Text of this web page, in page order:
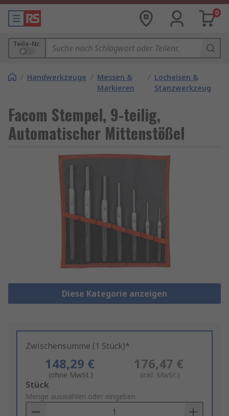
0
Teile-Nr.
/ Handwerkzeuge / Messen &
Markieren
/ Locheisen &
Stanzwerkzeug
Facom Stempel, 9-teilig,
Automatischer Mittenstößel
Diese Kategorie anzeigen
Zwischensumme (1 Stück)*
148,29 €
(ohne MwSt.)
176,47 €
(inkl. MwSt.)
Add
to
Basket
Stück
Menge auswählen oder eingeben